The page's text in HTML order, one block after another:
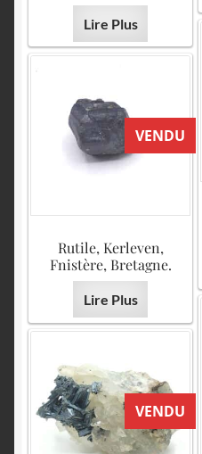
Lire Plus
VENDU
Rutile, Kerleven,
Fnistère, Bretagne.
Lire Plus
VENDU